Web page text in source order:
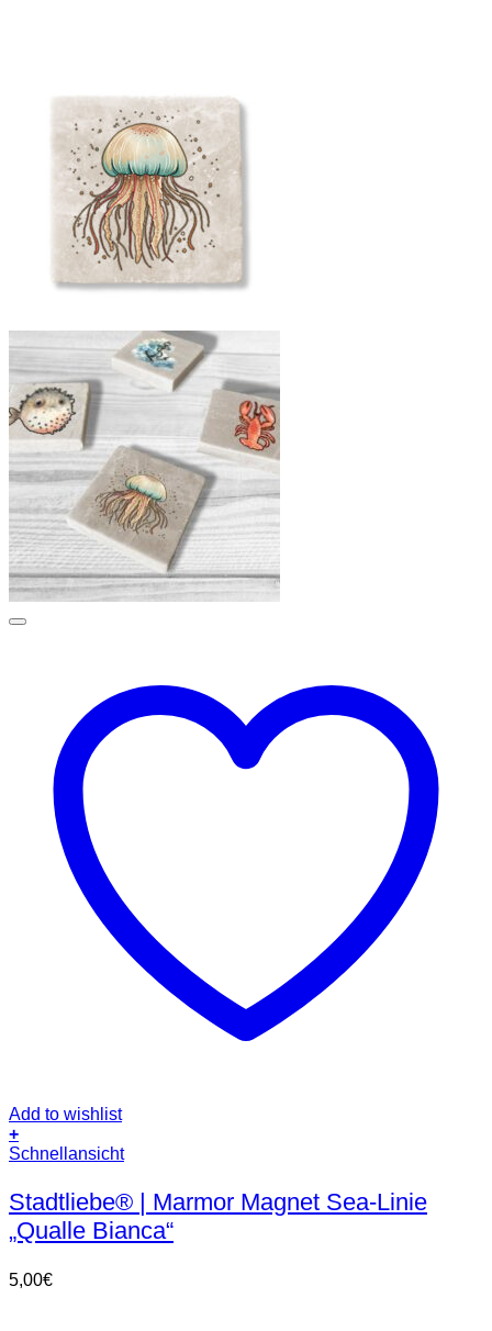
Add to wishlist
+
Schnellansicht
Stadtliebe® | Marmor Magnet Sea-Linie
„Qualle Bianca“
5,00€